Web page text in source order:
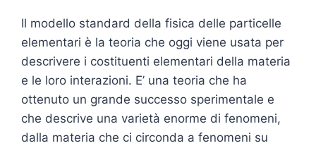
Il modello standard della fisica delle particelle
elementari è la teoria che oggi viene usata per
descrivere i costituenti elementari della materia
e le loro interazioni. E’ una teoria che ha
ottenuto un grande successo sperimentale e
che descrive una varietà enorme di fenomeni,
dalla materia che ci circonda a fenomeni su